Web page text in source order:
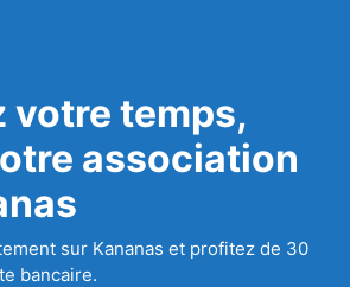
votre temps,
association
sur Kananas et profitez de 30
bancaire.